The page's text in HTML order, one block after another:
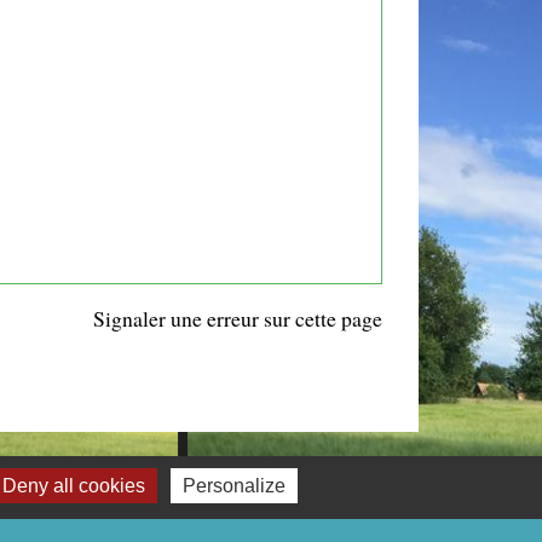
Signaler une erreur sur cette page
Deny all cookies Personalize